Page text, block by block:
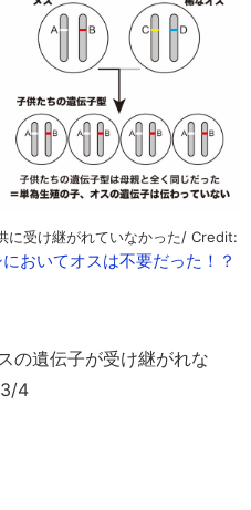
に受け継がれていなかった/ Credit:
おいてオスは不要だった！？
の遺伝子が受け継がれな
4